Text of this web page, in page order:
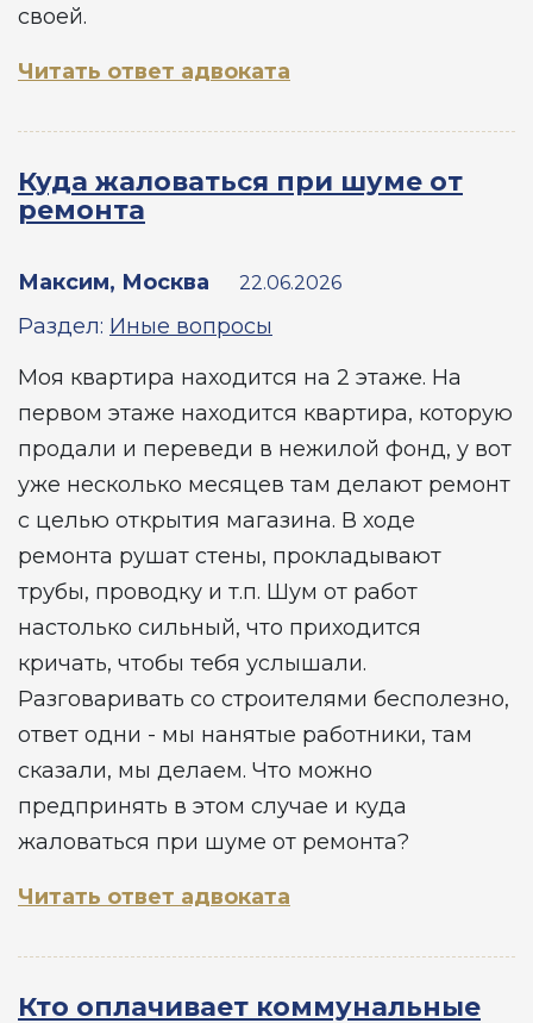
своей.
Читать ответ адвоката
Куда жаловаться при шуме от
ремонта
Максим, Москва 22.06.2026
Раздел: Иные вопросы
Моя квартира находится на 2 этаже. На
первом этаже находится квартира, которую
продали и переведи в нежилой фонд, у вот
уже несколько месяцев там делают ремонт
с целью открытия магазина. В ходе
ремонта рушат стены, прокладывают
трубы, проводку и т.п. Шум от работ
настолько сильный, что приходится
кричать, чтобы тебя услышали.
Разговаривать со строителями бесполезно,
ответ одни - мы нанятые работники, там
сказали, мы делаем. Что можно
предпринять в этом случае и куда
жаловаться при шуме от ремонта?
Читать ответ адвоката
Кто оплачивает коммунальные